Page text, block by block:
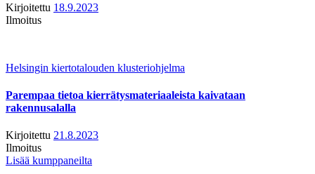
Kirjoitettu 18.9.2023
Ilmoitus
Helsingin kiertotalouden klusteriohjelma
Parempaa tietoa kierrätysmateriaaleista kaivataan
rakennusalalla
Kirjoitettu 21.8.2023
Ilmoitus
Lisää kumppaneilta